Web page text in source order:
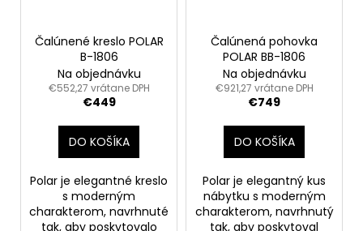
Čalúnené kreslo POLAR
B-1806
Na objednávku
€552,27 vrátane DPH
€449
DO KOŠÍKA
Polar je elegantné kreslo
s moderným
charakterom, navrhnuté
tak, aby poskytovalo
Čalúnená pohovka
POLAR BB-1806
Na objednávku
€921,27 vrátane DPH
€749
DO KOŠÍKA
Polar je elegantný kus
nábytku s moderným
charakterom, navrhnutý
tak, aby poskytoval